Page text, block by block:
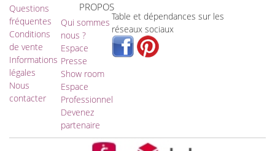
Questions
fréquentes
Conditions
de vente
Informations
légales
Nous
contacter
PROPOS
Qui sommes
nous ?
Espace
Presse
Show room
Espace
Professionnel
Devenez
partenaire
Table et dépendances sur les
réseaux sociaux